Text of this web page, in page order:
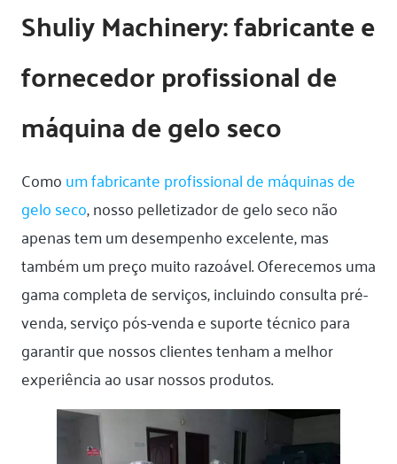
Shuliy Machinery: fabricante e
fornecedor profissional de
máquina de gelo seco
Comoum fabricante profissional de máquinas de
gelo seco, nosso pelletizador de gelo seco não
apenas tem um desempenho excelente, mas
também um preço muito razoável. Oferecemos uma
gama completa de serviços, incluindo consulta pré-
venda, serviço pós-venda e suporte técnico para
garantir que nossos clientes tenham a melhor
experiência ao usar nossos produtos.